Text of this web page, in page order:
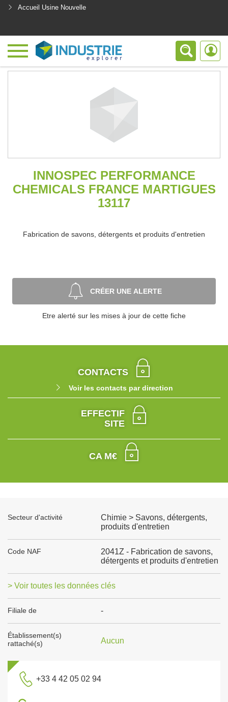
Accueil Usine Nouvelle
INNOSPEC PERFORMANCE
CHEMICALS FRANCE MARTIGUES
13117
Fabrication de savons, détergents et produits d'entretien
CRÉER UNE ALERTE
Etre alerté sur les mises à jour de cette fiche
CONTACTS
Voir les contacts par direction
EFFECTIF
SITE
CA M€
Secteur d'activité
Chimie > Savons, détergents,
produits d'entretien
Code NAF
2041Z - Fabrication de savons,
détergents et produits d'entretien
> Voir toutes les données clés
Filiale de -
Établissement(s)
rattaché(s)
Aucun
+33 4 42 05 02 94